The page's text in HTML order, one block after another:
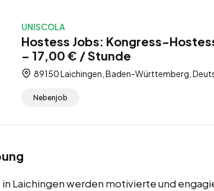
UNISCOLA
Hostess Jobs: Kongress-
– 17,00 € / Stunde
89150 Laichingen, Baden-Württemberg,
Nebenjob
in Laichingen werden motivierte und